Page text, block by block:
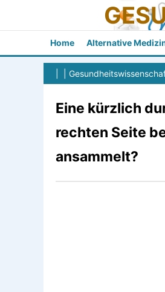
Home Alternative
Eine kürzlich
rechten Seite
ansammelt?